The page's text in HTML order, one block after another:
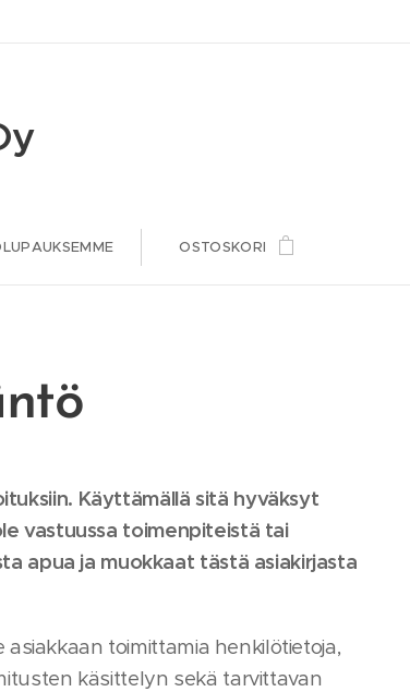
OSTOSKORI
Käyttämällä sitä hyväksyt
vastuussa toimenpiteistä tai
apua ja muokkaat tästä asiakirjasta
asiakkaan toimittamia henkilötietoja,
käsittelyn sekä tarvittavan